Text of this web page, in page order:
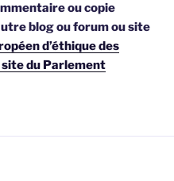
ou copie
blog ou forum ou site
d’éthique des
du Parlement